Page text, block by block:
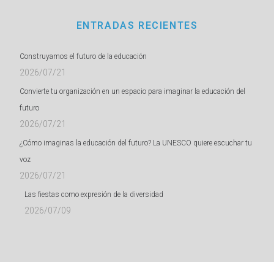
ENTRADAS RECIENTES
Construyamos el futuro de la educación
2026/07/21
Convierte tu organización en un espacio para imaginar la educación del
futuro
2026/07/21
¿Cómo imaginas la educación del futuro? La UNESCO quiere escuchar tu
voz
2026/07/21
Las fiestas como expresión de la diversidad
2026/07/09